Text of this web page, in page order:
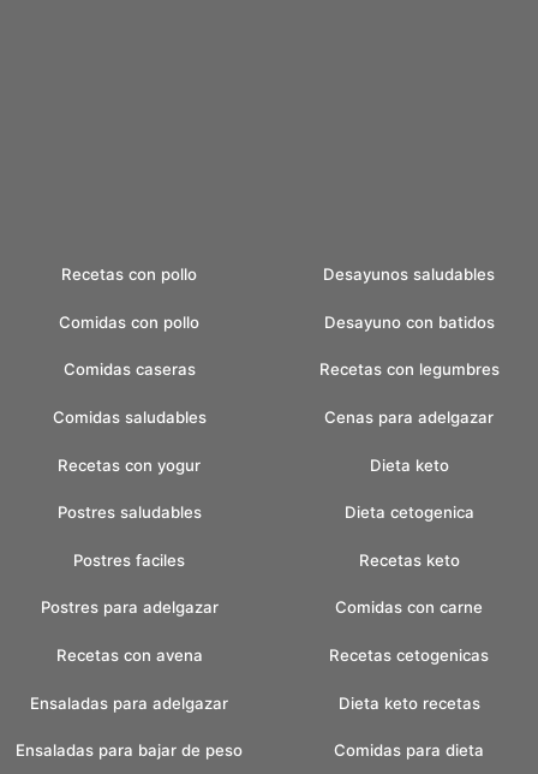
Recetas con pollo
Comidas con pollo
Comidas caseras
Comidas saludables
Recetas con yogur
Postres saludables
Postres faciles
Postres para adelgazar
Recetas con avena
Ensaladas para adelgazar
Ensaladas para bajar de peso
Desayunos saludables
Desayuno con batidos
Recetas con legumbres
Cenas para adelgazar
Dieta keto
Dieta cetogenica
Recetas keto
Comidas con carne
Recetas cetogenicas
Dieta keto recetas
Comidas para dieta